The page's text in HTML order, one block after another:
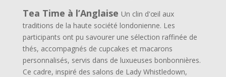
Tea Time à l’Anglaise Un clin d'œil aux
traditions de la haute société londonienne. Les
participants ont pu savourer une sélection raffinée de
thés, accompagnés de cupcakes et macarons
personnalisés, servis dans de luxueuses bonbonnières.
Ce cadre, inspiré des salons de Lady Whistledown,